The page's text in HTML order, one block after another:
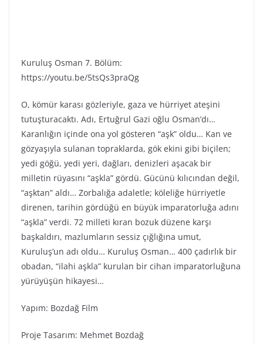
Kuruluş Osman 7. Bölüm:
https://youtu.be/5tsQs3praQg
O, kömür karası gözleriyle, gaza ve hürriyet ateşini
tutuşturacaktı. Adı, Ertuğrul Gazi oğlu Osman’dı…
Karanlığın içinde ona yol gösteren “aşk” oldu… Kan ve
gözyaşıyla sulanan topraklarda, gök ekini gibi biçilen;
yedi göğü, yedi yeri, dağları, denizleri aşacak bir
milletin rüyasını “aşkla” gördü. Gücünü kılıcından değil,
“aşktan” aldı… Zorbalığa adaletle; köleliğe hürriyetle
direnen, tarihin gördüğü en büyük imparatorluğa adını
“aşkla” verdi. 72 milleti kıran bozuk düzene karşı
başkaldırı, mazlumların sessiz çığlığına umut,
Kuruluş’un adı oldu… Kuruluş Osman… 400 çadırlık bir
obadan, “ilahi aşkla” kurulan bir cihan imparatorluğuna
yürüyüşün hikayesi…
Yapım: Bozdağ Fi̇lm
Proje Tasarım: Mehmet Bozdağ